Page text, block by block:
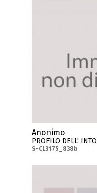
Anonimo
PROFILO DELL'
S-CL3175_838b